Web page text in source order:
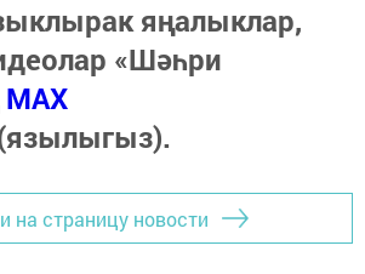
яңалыклар,
«Шәһри
MAX
на страницу новости